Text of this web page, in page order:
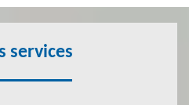
services